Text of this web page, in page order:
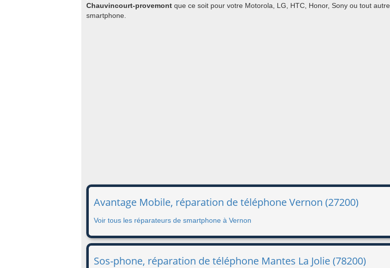
Chauvincourt-provemont que ce soit pour votre Motorola, LG, HTC, Honor, Sony ou tout autre
smartphone.
Avantage Mobile, réparation de téléphone Vernon (27200)
Voir tous les réparateurs de smartphone à Vernon
Sos-phone, réparation de téléphone Mantes La Jolie (78200)